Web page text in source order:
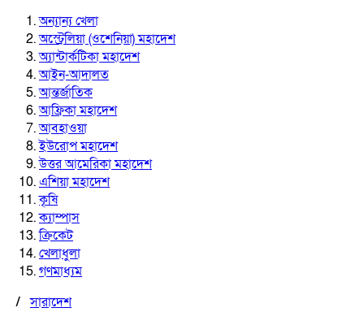
অন্যান্য খেলা
অস্ট্রেলিয়া (ওশেনিয়া) মহাদেশ
অ্যান্টার্কটিকা মহাদেশ
আইন-আদালত
আন্তর্জাতিক
আফ্রিকা মহাদেশ
আবহাওয়া
ইউরোপ মহাদেশ
উত্তর আমেরিকা মহাদেশ
এশিয়া মহাদেশ
কৃষি
ক্যাম্পাস
ক্রিকেট
খেলাধুলা
গণমাধ্যম
/সারাদেশ